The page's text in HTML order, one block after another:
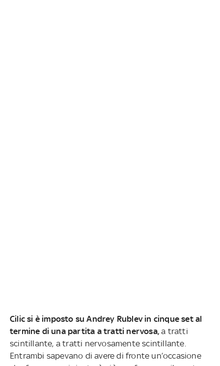
Cilic si è imposto su Andrey Rublev in cinque set al
termine di una partita a tratti nervosa, a tratti
scintillante, a tratti nervosamente scintillante.
Entrambi sapevano di avere di fronte un’occasione